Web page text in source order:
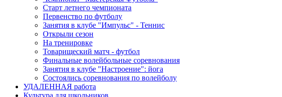
Старт летнего чемпионата
Первенство по футболу
Занятия в клубе "Импульс" - Теннис
Открыли сезон
На тренировке
Товарищеский матч - футбол
Финальные волейбольные соревнования
Занятия в клубе "Настроение": йога
Состоялись соревнования по волейболу
УДАЛЕННАЯ работа
Культура для школьников